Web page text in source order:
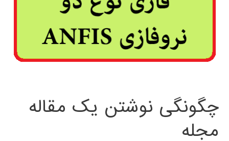
چگونگی نوشتن یک مقاله
مجله